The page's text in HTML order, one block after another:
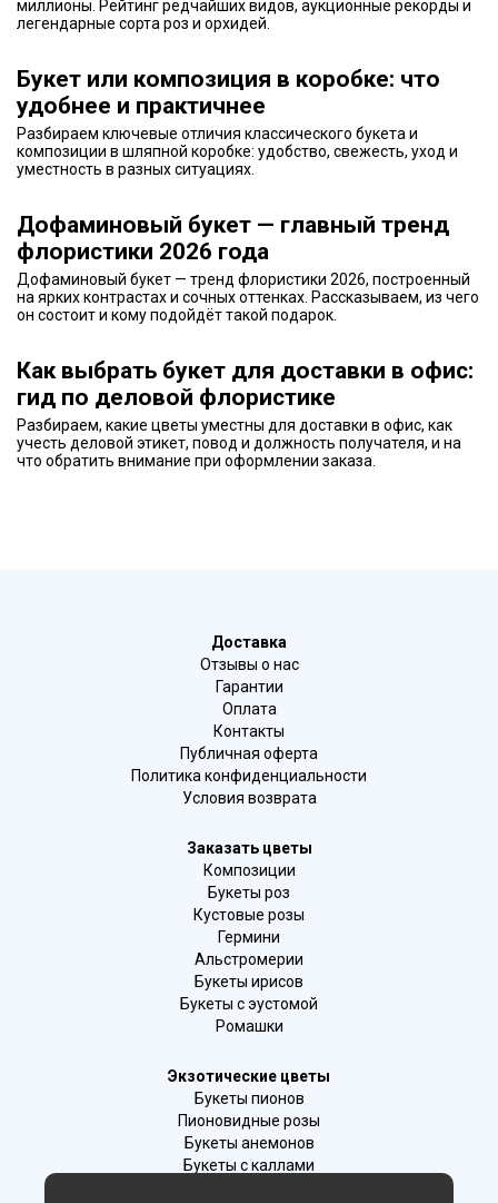
миллионы. Рейтинг редчайших видов, аукционные рекорды и
легендарные сорта роз и орхидей.
Букет или композиция в коробке: что
удобнее и практичнее
Разбираем ключевые отличия классического букета и
композиции в шляпной коробке: удобство, свежесть, уход и
уместность в разных ситуациях.
Дофаминовый букет — главный тренд
флористики 2026 года
Дофаминовый букет — тренд флористики 2026, построенный
на ярких контрастах и сочных оттенках. Рассказываем, из чего
он состоит и кому подойдёт такой подарок.
Как выбрать букет для доставки в офис:
гид по деловой флористике
Разбираем, какие цветы уместны для доставки в офис, как
учесть деловой этикет, повод и должность получателя, и на
что обратить внимание при оформлении заказа.
Доставка
Отзывы о нас
Гарантии
Оплата
Контакты
Публичная оферта
Политика конфиденциальности
Условия возврата
Заказать цветы
Композиции
Букеты роз
Кустовые розы
Гермини
Альстромерии
Букеты ирисов
Букеты с эустомой
Ромашки
Экзотические цветы
Букеты пионов
Пионовидные розы
Букеты анемонов
Букеты с каллами